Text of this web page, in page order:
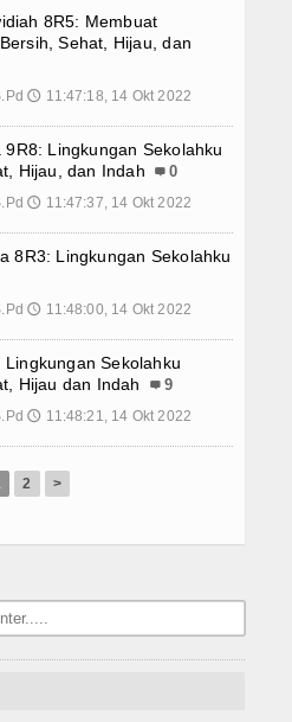
8R5: Membuat
Sehat, Hijau, dan
🕔 11:47:18, 14 Okt 2022
9R8: Lingkungan Sekolahku
Hijau, dan Indah
0
🕔 11:47:37, 14 Okt 2022
8R3: Lingkungan Sekolahku
🕔 11:48:00, 14 Okt 2022
Lingkungan Sekolahku
Hijau dan Indah
9
🕔 11:48:21, 14 Okt 2022
2 >